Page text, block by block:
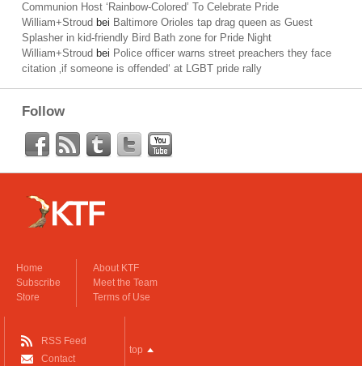
Communion Host ‘Rainbow-Colored’ To Celebrate Pride
William+Stroud bei Baltimore Orioles tap drag queen as Guest
Splasher in kid-friendly Bird Bath zone for Pride Night
William+Stroud bei Police officer warns street preachers they face
citation ‚if someone is offended‘ at LGBT pride rally
Follow
Home
Subscribe
Store
About KTF
Meet the Team
Terms of Use
RSS Feed
Contact
top